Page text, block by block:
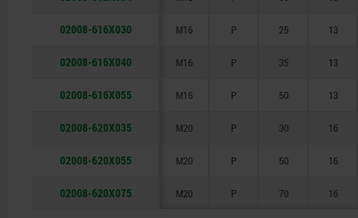
02008-616X030 M16 P 25 13
02008-616X040 M16 P 35 13
02008-616X055 M16 P 50 13
02008-620X035 M20 P 30 16
02008-620X055 M20 P 50 16
02008-620X075 M20 P 70 16